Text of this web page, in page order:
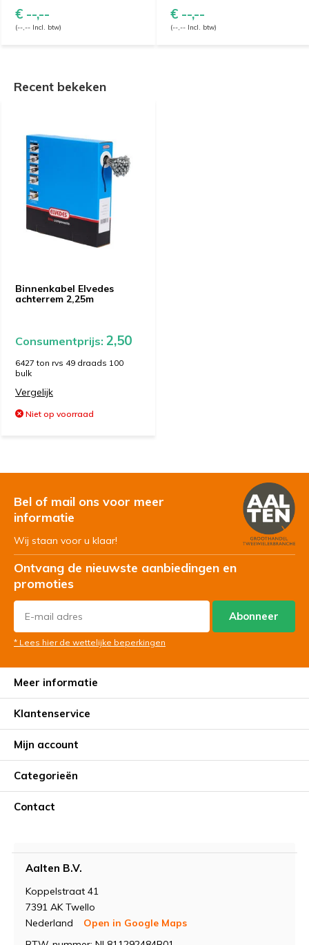
€ --,--
(--,-- Incl. btw)
€ --,--
(--,-- Incl. btw)
Recent bekeken
Binnenkabel Elvedes
achterrem 2,25m
Consumentprijs: 2,50
6427 ton rvs 49 draads 100
bulk
Vergelijk
Niet op voorraad
Bel of mail ons voor meer
informatie
Wij staan voor u klaar!
Ontvang de nieuwste aanbiedingen en
promoties
Abonneer
* Lees hier de wettelijke beperkingen
Meer informatie
Klantenservice
Mijn account
Categorieën
Contact
Aalten B.V.
Koppelstraat 41
7391 AK Twello
Nederland
Open in Google Maps